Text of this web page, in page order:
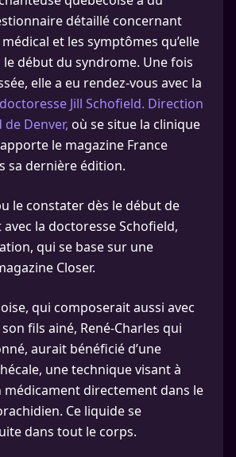
détaillé concernant
et les symptômes qu’elle
début du syndrome. Une fois
elle a eu rendez-vous avec la
Jill Schofield. Direction
Denver, où se situe la clinique
le magazine France
sa dernière édition.
le constater dès le début de
la doctoresse Schofield,
qui se base sur une
Closer.
qui composerait aussi avec
fils ainé, René-Charles qui
aurait bénéficié d’une
une technique visant à
directement dans le
Ce liquide se
dans tout le corps.